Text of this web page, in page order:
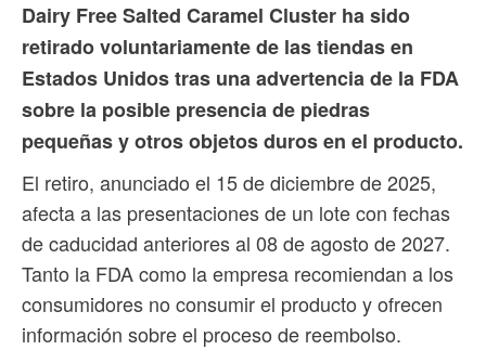
Dairy Free Salted Caramel Cluster ha sido
retirado voluntariamente de las tiendas en
Estados Unidos tras una advertencia de la FDA
sobre la posible presencia de piedras
pequeñas y otros objetos duros en el producto.
El retiro, anunciado el 15 de diciembre de 2025,
afecta a las presentaciones de un lote con fechas
de caducidad anteriores al 08 de agosto de 2027.
Tanto la FDA como la empresa recomiendan a los
consumidores no consumir el producto y ofrecen
información sobre el proceso de reembolso.